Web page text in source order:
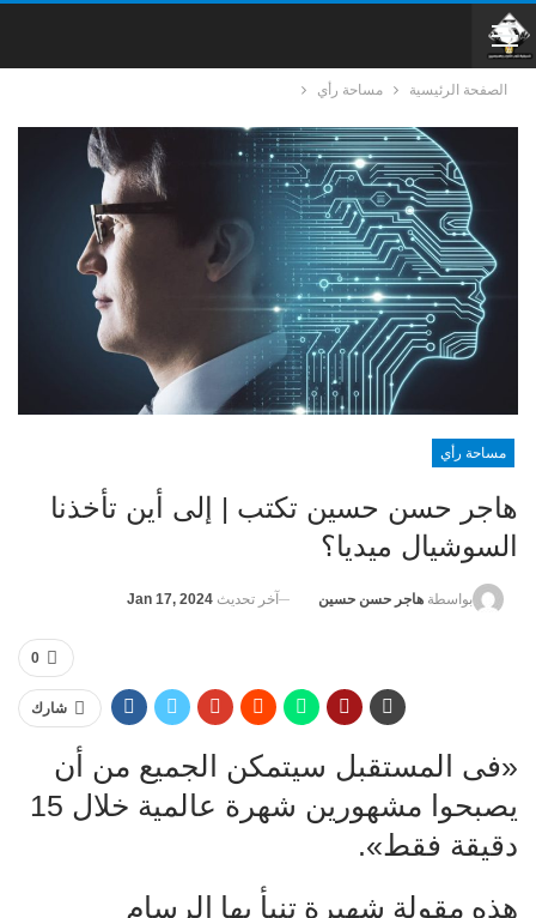
الصفحة الرئيسية مساحة رأي
مساحة رأي
هاجر حسن حسين تكتب | إلى أين تأخذنا
السوشيال ميديا؟
بواسطة هاجر حسن حسين آخر تحديث Jan 17, 2024
0
شارك
«فى المستقبل سيتمكن الجميع من أن
يصبحوا مشهورين شهرة عالمية خلال 15
دقيقة فقط».
هذه مقولة شهيرة تنبأ بها الرسام